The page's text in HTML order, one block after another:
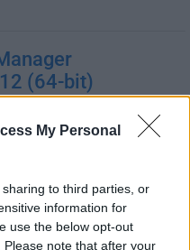
My Personal
to third parties, or
information for
use the below opt-out
note that after your
(64-bit)
-De prueba
mantener y gestionar
Abierto
a PDF y muchos